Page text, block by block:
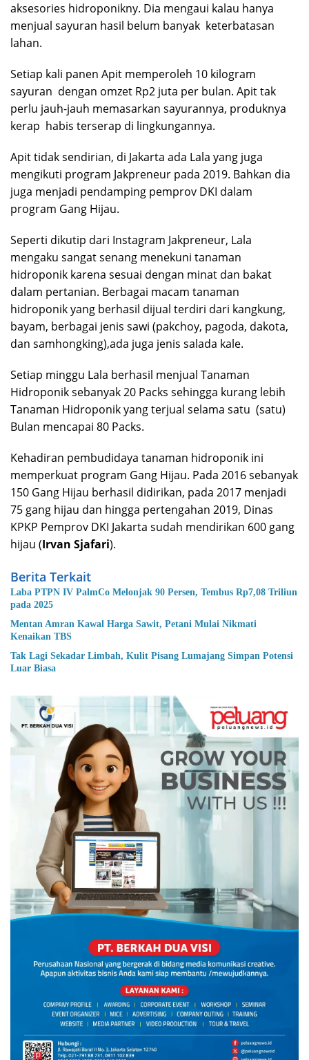
aksesories hidroponikny. Dia mengaui kalau hanya
menjual sayuran hasil belum banyak keterbatasan
lahan.
Setiap kali panen Apit memperoleh 10 kilogram
sayuran dengan omzet Rp2 juta per bulan. Apit tak
perlu jauh-jauh memasarkan sayurannya, produknya
kerap habis terserap di lingkungannya.
Apit tidak sendirian, di Jakarta ada Lala yang juga
mengikuti program Jakpreneur pada 2019. Bahkan dia
juga menjadi pendamping pemprov DKI dalam
program Gang Hijau.
Seperti dikutip dari Instagram Jakpreneur, Lala
mengaku sangat senang menekuni tanaman
hidroponik karena sesuai dengan minat dan bakat
dalam pertanian. Berbagai macam tanaman
hidroponik yang berhasil dijual terdiri dari kangkung,
bayam, berbagai jenis sawi (pakchoy, pagoda, dakota,
dan samhongking),ada juga jenis salada kale.
Setiap minggu Lala berhasil menjual Tanaman
Hidroponik sebanyak 20 Packs sehingga kurang lebih
Tanaman Hidroponik yang terjual selama satu (satu)
Bulan mencapai 80 Packs.
Kehadiran pembudidaya tanaman hidroponik ini
memperkuat program Gang Hijau. Pada 2016 sebanyak
150 Gang Hijau berhasil didirikan, pada 2017 menjadi
75 gang hijau dan hingga pertengahan 2019, Dinas
KPKP Pemprov DKI Jakarta sudah mendirikan 600 gang
hijau (Irvan Sjafari).
Berita Terkait
Laba PTPN IV PalmCo Melonjak 90 Persen, Tembus Rp7,08 Triliun
pada 2025
Mentan Amran Kawal Harga Sawit, Petani Mulai Nikmati
Kenaikan TBS
Tak Lagi Sekadar Limbah, Kulit Pisang Lumajang Simpan Potensi
Luar Biasa